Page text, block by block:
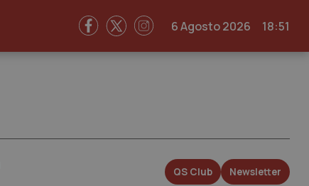
6 Agosto 2026 18:51
QS Club Newsletter